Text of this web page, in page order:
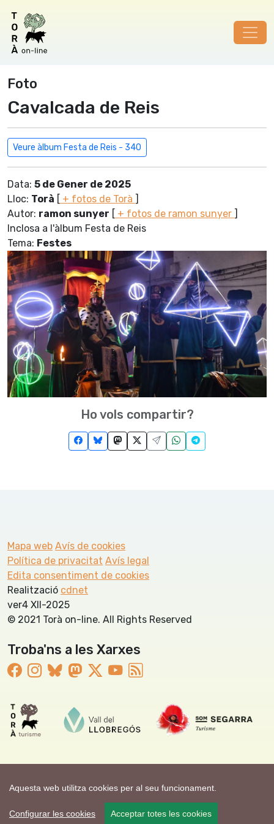
Aquesta web utilitza cookies per al seu funcionament.
Configurar les cookies Acceptar totes les cookies
Foto
Cavalcada de Reis
Veure àlbum Festa de Reis - 340
Data: 5 de Gener de 2025
Lloc: Torà [ + fotos de Torà ]
Autor: ramon sunyer [ + fotos de ramon sunyer ]
Inclosa a l'àlbum Festa de Reis
Tema: Festes
Ho vols compartir?
Mapa web Avís de cookies
Política de privacitat Avís legal
Edita consentiment de cookies
Realització cdnet
ver4 XII-2025
© 2021 Torà on-line. All Rights Reserved
Troba'ns a les Xarxes